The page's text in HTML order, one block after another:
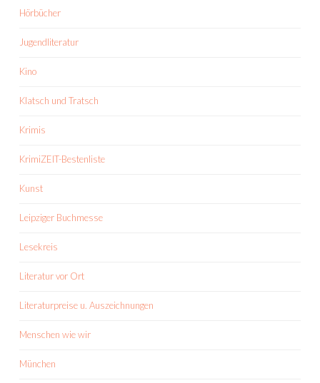
Hörbücher
Jugendliteratur
Kino
Klatsch und Tratsch
Krimis
KrimiZEIT-Bestenliste
Kunst
Leipziger Buchmesse
Lesekreis
Literatur vor Ort
Literaturpreise u. Auszeichnungen
Menschen wie wir
München